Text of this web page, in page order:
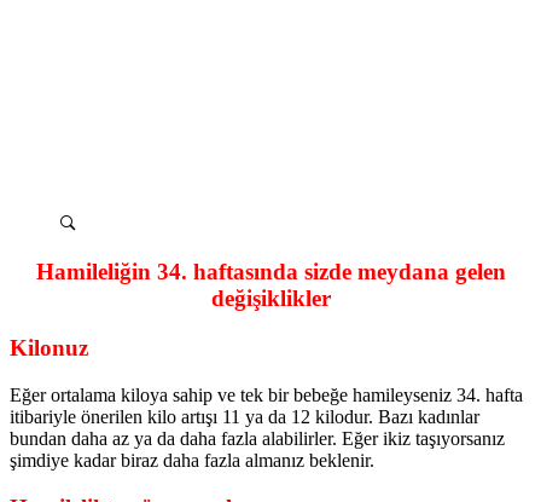
Hamileliğin 34. haftasında sizde meydana gelen
değişiklikler
Kilonuz
Eğer ortalama kiloya sahip ve tek bir bebeğe hamileyseniz 34. hafta
itibariyle önerilen kilo artışı 11 ya da 12 kilodur. Bazı kadınlar
bundan daha az ya da daha fazla alabilirler. Eğer ikiz taşıyorsanız
şimdiye kadar biraz daha fazla almanız beklenir.